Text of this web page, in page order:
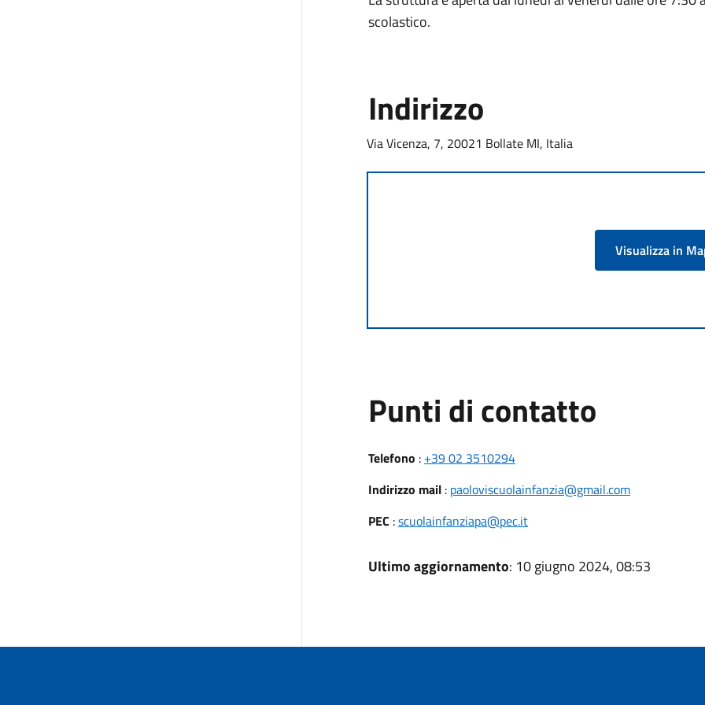
scolastico.
Indirizzo
Via Vicenza, 7, 20021 Bollate MI, Italia
Visualizza in
Punti di contatto
Telefono : +39 02 3510294
Indirizzo mail: paoloviscuolainfanzia@gmail.com
PEC :scuolainfanziapa@pec.it
Ultimo aggiornamento: 10 giugno 2024, 08:53